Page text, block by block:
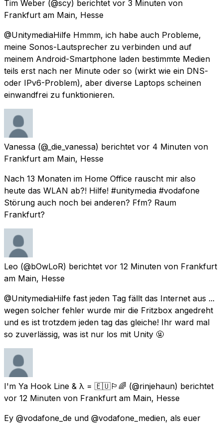
Tim Weber (@scy) berichtet vor 3 Minuten von
Frankfurt am Main, Hesse
@UnitymediaHilfe Hmmm, ich habe auch Probleme,
meine Sonos-Lautsprecher zu verbinden und auf
meinem Android-Smartphone laden bestimmte Medien
teils erst nach ner Minute oder so (wirkt wie ein DNS-
oder IPv6-Problem), aber diverse Laptops scheinen
einwandfrei zu funktionieren.
Vanessa (@_die_vanessa) berichtet vor 4 Minuten von
Frankfurt am Main, Hesse
Nach 13 Monaten im Home Office rauscht mir also
heute das WLAN ab?! Hilfe! #unitymedia #vodafone
Störung auch noch bei anderen? Ffm? Raum
Frankfurt?
Leo (@bOwLoR) berichtet vor 12 Minuten von Frankfurt
am Main, Hesse
@UnitymediaHilfe fast jeden Tag fällt das Internet aus ...
wegen solcher fehler wurde mir die Fritzbox angedreht
und es ist trotzdem jeden tag das gleiche! Ihr ward mal
so zuverlässig, was ist nur los mit Unity 🤬
I'm Ya Hook Line & λ = 🇪🇺🏳️‍🌈 (@rinjehaun) berichtet
vor 12 Minuten von Frankfurt am Main, Hesse
Ey @vodafone_de und @vodafone_medien, als euer